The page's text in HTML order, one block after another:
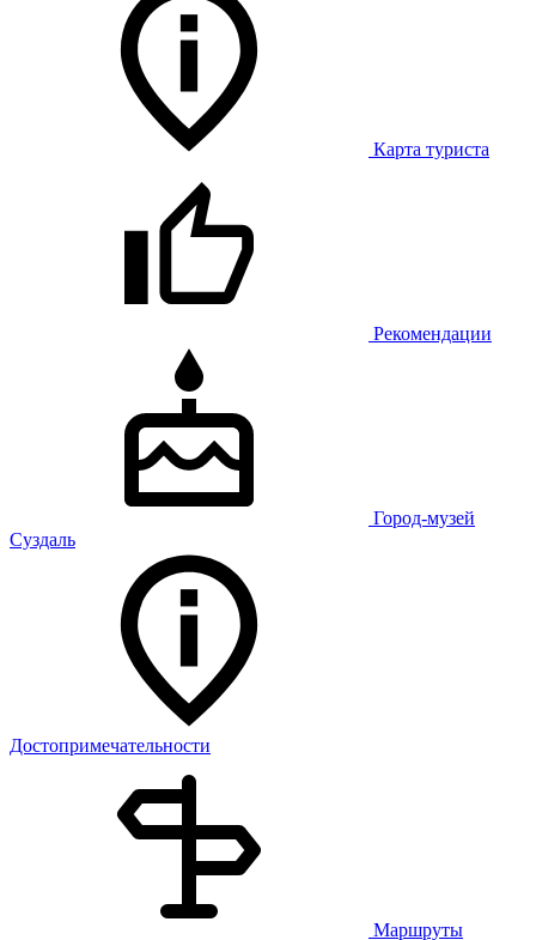
Карта туриста
Рекомендации
Город-музей
Суздаль
Достопримечательности
Маршруты